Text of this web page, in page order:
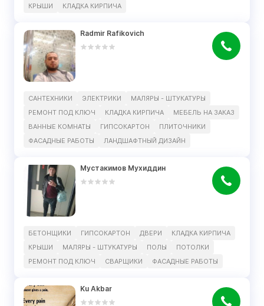
КРЫШИ
КЛАДКА КИРПИЧА
Radmir Rafikovich
САНТЕХНИКИ ЭЛЕКТРИКИ
МАЛЯРЫ - ШТУКАТУРЫ
РЕМОНТ ПОД КЛЮЧ
КЛАДКА КИРПИЧА
МЕБЕЛЬ НА ЗАКАЗ
ВАННЫЕ КОМНАТЫ
ГИПСОКАРТОН
ПЛИТОЧНИКИ
ФАСАДНЫЕ РАБОТЫ
ЛАНДШАФТНЫЙ ДИЗАЙН
Мустакимов Мухиддин
БЕТОНЩИКИ ГИПСОКАРТОН ДВЕРИ
КЛАДКА КИРПИЧА
КРЫШИ
МАЛЯРЫ - ШТУКАТУРЫ ПОЛЫ
ПОТОЛКИ
РЕМОНТ ПОД КЛЮЧ
СВАРЩИКИ ФАСАДНЫЕ РАБОТЫ
Ku Akbar